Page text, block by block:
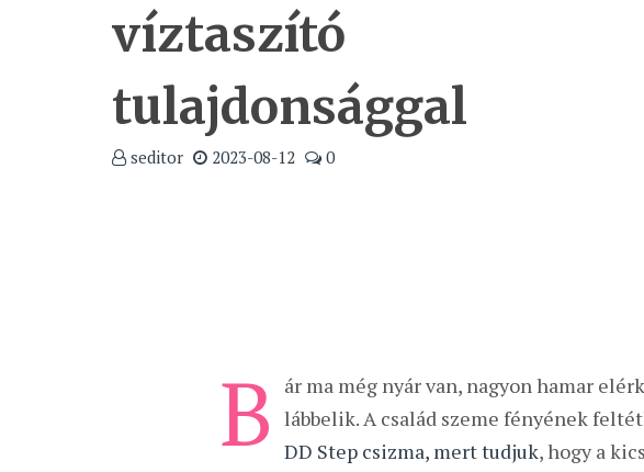
víztaszító
tulajdonsággal
seditor 2023-08-12 0
B
ár ma még nyár van, nagyon hamar
lábbelik. A család szeme fényének
DD Step csizma, mert tudjuk, hogy a